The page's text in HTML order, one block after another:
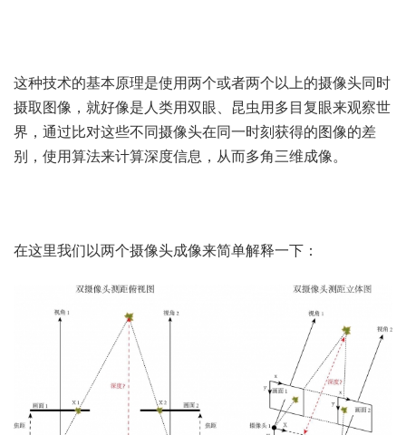
这种技术的基本原理是使用两个或者两个以上的摄像头同时
摄取图像，就好像是人类用双眼、昆虫用多目复眼来观察世
界，通过比对这些不同摄像头在同一时刻获得的图像的差
别，使用算法来计算深度信息，从而多角三维成像。
在这里我们以两个摄像头成像来简单解释一下：